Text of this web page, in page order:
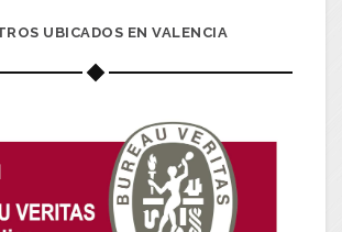
UBICADOS EN VALENCIA